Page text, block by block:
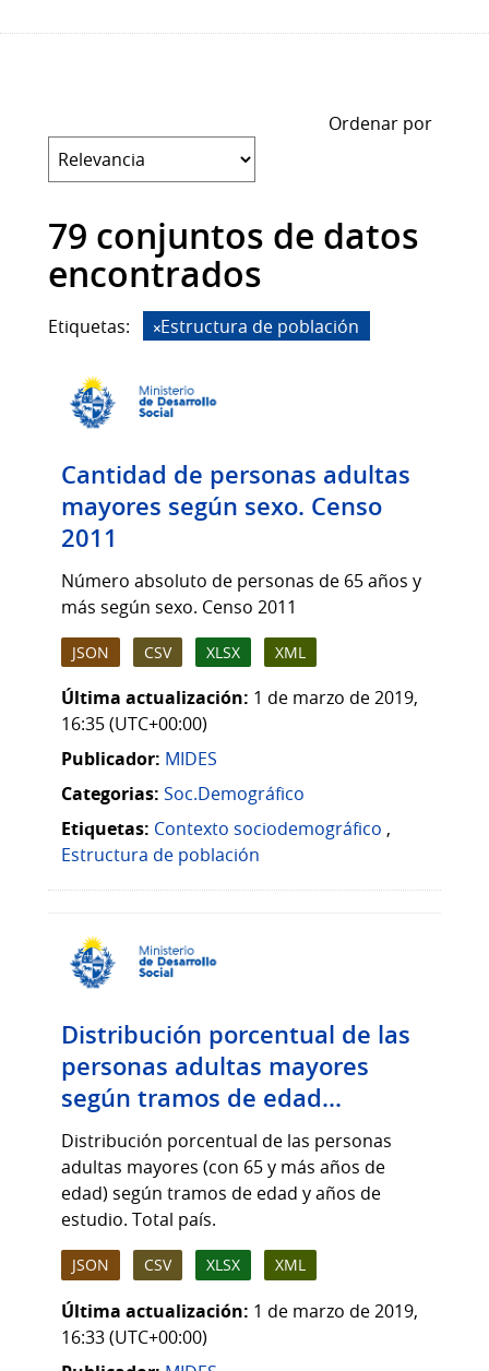
Ordenar por
79 conjuntos de datos
encontrados
Etiquetas: Estructura de población
Cantidad de personas adultas
mayores según sexo. Censo
2011
Número absoluto de personas de 65 años y
más según sexo. Censo 2011
JSON CSV XLSX XML
Última actualización: 1 de marzo de 2019,
16:35 (UTC+00:00)
Publicador: MIDES
Categorias: Soc.Demográfico
Etiquetas: Contexto sociodemográfico ,
Estructura de población
Distribución porcentual de las
personas adultas mayores
según tramos de edad...
Distribución porcentual de las personas
adultas mayores (con 65 y más años de
edad) según tramos de edad y años de
estudio. Total país.
JSON CSV XLSX XML
Última actualización: 1 de marzo de 2019,
16:33 (UTC+00:00)